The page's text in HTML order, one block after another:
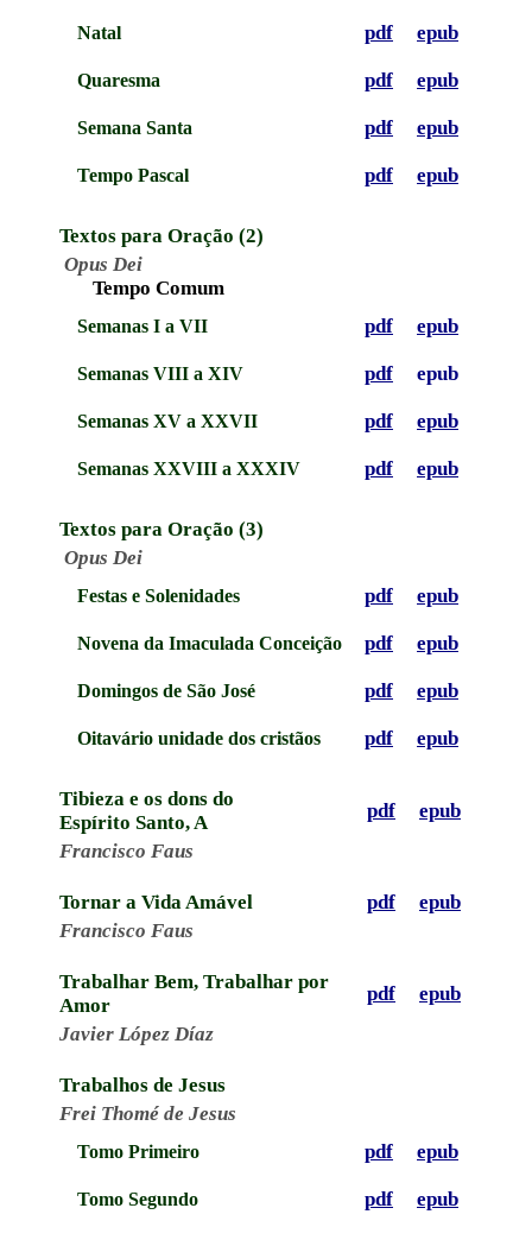
Natal pdf epub
Quaresma pdf epub
Semana Santa pdf epub
Tempo Pascal pdf epub
Textos para Oração (2)
Opus Dei
Tempo Comum
Semanas I a VII pdf epub
Semanas VIII a XIV pdf epub
Semanas XV a XXVII pdf epub
Semanas XXVIII a XXXIV pdf epub
Textos para Oração (3)
Opus Dei
Festas e Solenidades pdf epub
Novena da Imaculada Conceição pdf epub
Domingos de São José pdf epub
Oitavário unidade dos cristãos pdf epub
Tibieza e os dons do
Espírito Santo, A
pdf
epub
Francisco Faus
Tornar a Vida Amável pdf
epub
Francisco Faus
Trabalhar Bem, Trabalhar por
Amor
pdf
epub
Javier López Díaz
Trabalhos de Jesus
Frei Thomé de Jesus
Tomo Primeiro pdf epub
Tomo Segundo pdf epub